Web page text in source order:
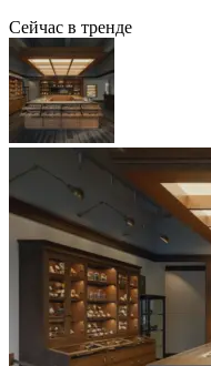
Сейчас в тренде